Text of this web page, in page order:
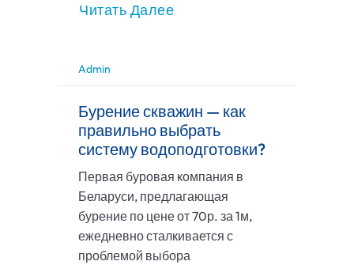
Читать Далее
Admin
Бурение скважин — как
правильно выбрать
систему водоподготовки?
Первая буровая компания в
Беларуси, предлагающая
бурение по цене от 70р. за 1м,
ежедневно сталкивается с
проблемой выбора